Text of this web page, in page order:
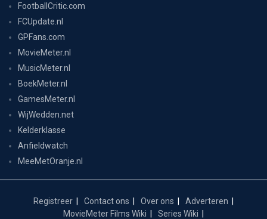
FootballCritic.com
FCUpdate.nl
GPFans.com
MovieMeter.nl
MusicMeter.nl
BoekMeter.nl
GamesMeter.nl
WijWedden.net
Kelderklasse
Anfieldwatch
MeeMetOranje.nl
Registreer Contact ons Over ons
Adverteren
MovieMeter Films Wiki
Series Wiki